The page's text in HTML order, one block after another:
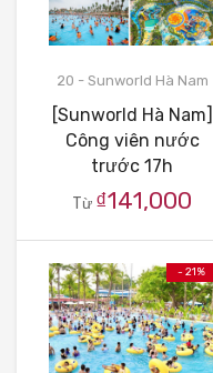
20 - Sunworld Hà Nam
[Sunworld Hà Nam]
Công viên nước
trước 17h
Từ ₫141,000
- 21%